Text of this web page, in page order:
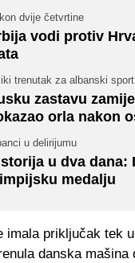
dvije četvrtine
vodi protiv
trenutak za albanski sport
zastavu
orla nakon
u delirijumu
u dva dana:
medalju
imala priključak tek
danska